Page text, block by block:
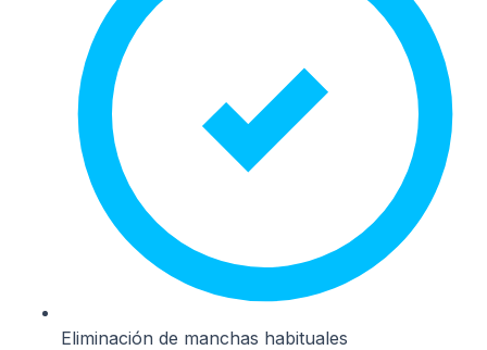
Eliminación de manchas habituales